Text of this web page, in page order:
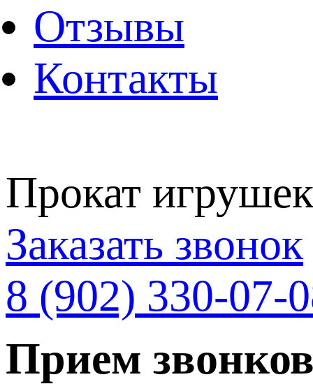
Отзывы
Контакты
Прокат
Заказать звонок
8 (902) 330-07-
Прием